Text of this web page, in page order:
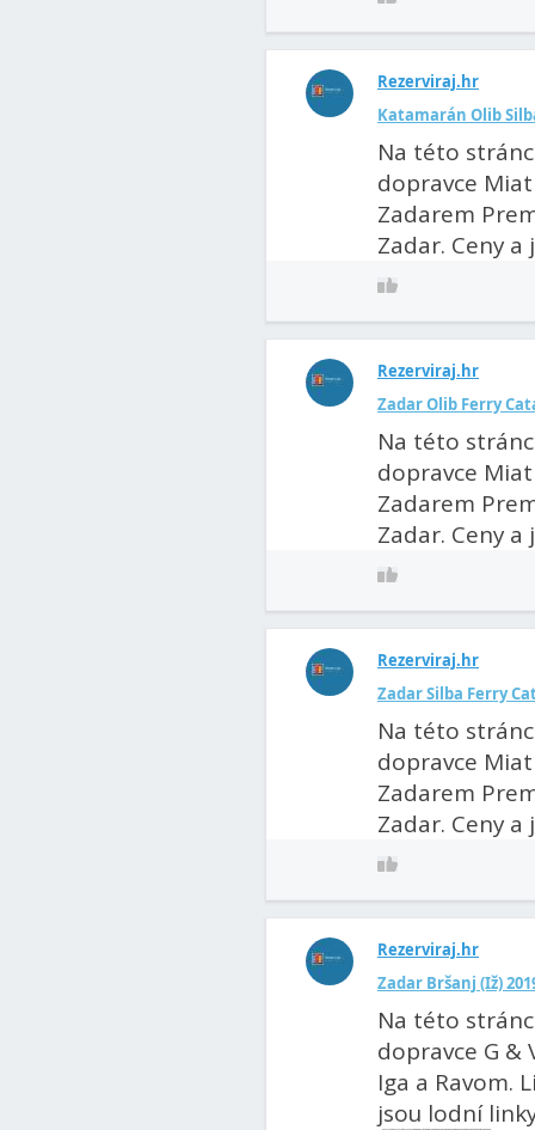
Rezerviraj.hr
Katamarán Olib
Na této
dopravce
Zadarem
Zadar. Ceny a
Rezerviraj.hr
Zadar Olib Ferry
Na této
dopravce
Zadarem
Zadar. Ceny a
Rezerviraj.hr
Zadar Silba Ferry
Na této
dopravce
Zadarem
Zadar. Ceny a
Rezerviraj.hr
Zadar Bršanj (Iž)
Na této
dopravce G &
Iga a Ravom.
jsou lodní